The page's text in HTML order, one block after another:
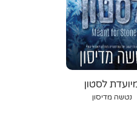
לסטון
נטשה מדיסון